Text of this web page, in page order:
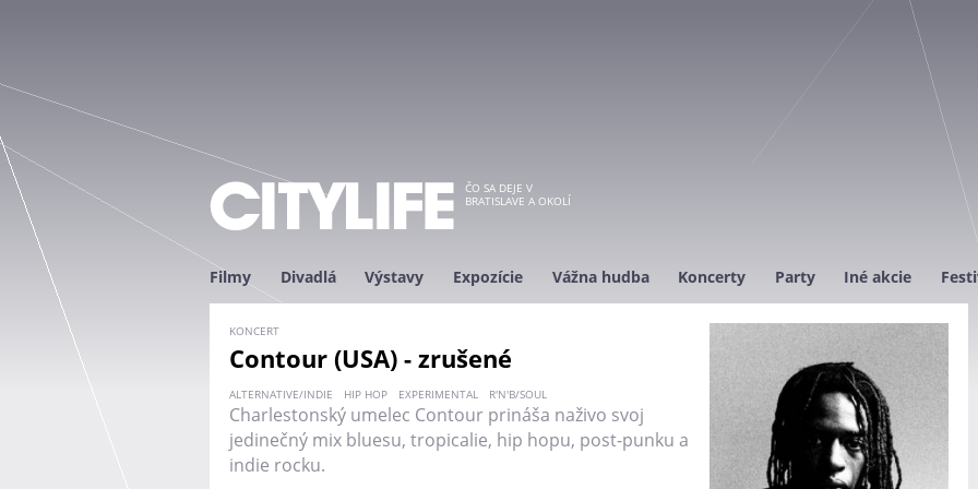
ČO SA DEJE V
BRATISLAVE A OKOLÍ
Filmy Divadlá Výstavy Expozície Vážna hudba Koncerty Party Iné akcie
KONCERT
Contour (USA) - zrušené
ALTERNATIVE/INDIE HIP HOP EXPERIMENTAL R'N'B/SOUL
Charlestonský umelec Contour prináša naživo svoj
jedinečný mix bluesu, tropicalie, hip hopu, post-punku a
indie rocku.